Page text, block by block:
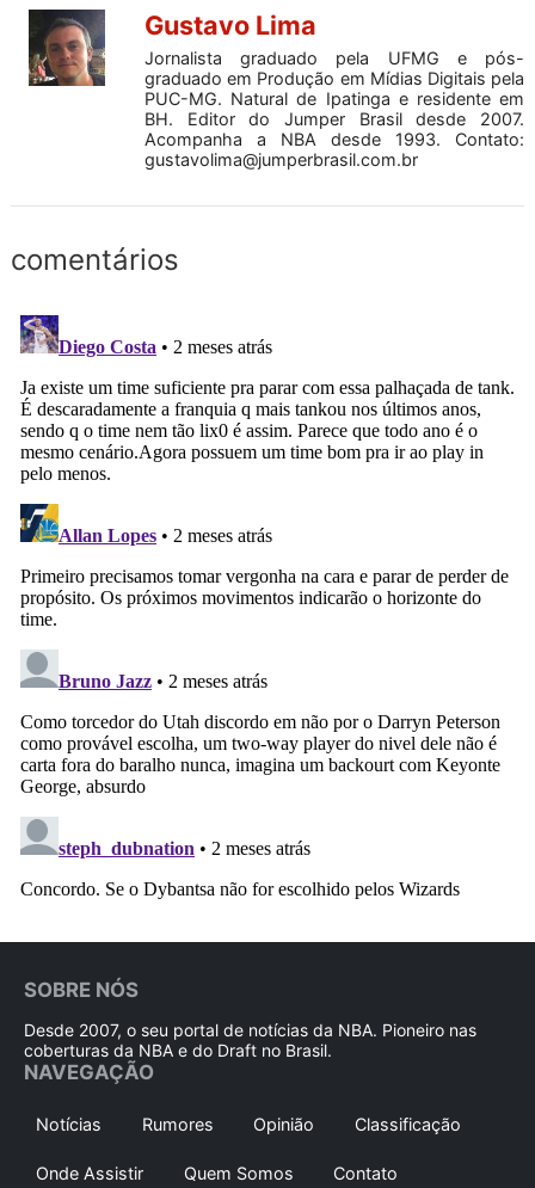
Gustavo Lima
Jornalista graduado pela UFMG e pós-
graduado em Produção em Mídias Digitais pela
PUC-MG. Natural de Ipatinga e residente em
BH. Editor do Jumper Brasil desde 2007.
Acompanha a NBA desde 1993. Contato:
gustavolima@jumperbrasil.com.br
comentários
SOBRE NÓS
Desde 2007, o seu portal de notícias da NBA. Pioneiro nas
coberturas da NBA e do Draft no Brasil.
NAVEGAÇÃO
Notícias Rumores Opinião Classificação
Onde Assistir Quem Somos Contato